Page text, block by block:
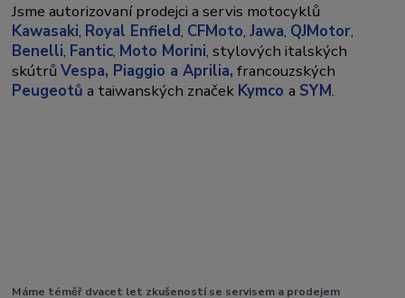
Jsme autorizovaní prodejci a servis motocyklů
Kawasaki, Royal Enfield, CFMoto,Jawa, QJMotor,
Benelli, Fantic, Moto Morini, stylových italských
skútrůVespa, Piaggio a Aprilia, francouzských
Peugeotů a taiwanských značek Kymcoa SYM.
Máme téměř dvacet let zkušeností se servisem a prodejem